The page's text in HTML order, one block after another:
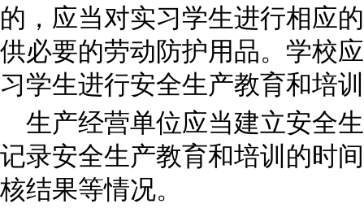
的，应当对实习学生进行相应
供必要的劳动防护用品。学校
习学生进行安全生产教育和培
生产经营单位应当建立安全
记录安全生产教育和培训的时
核结果等情况。